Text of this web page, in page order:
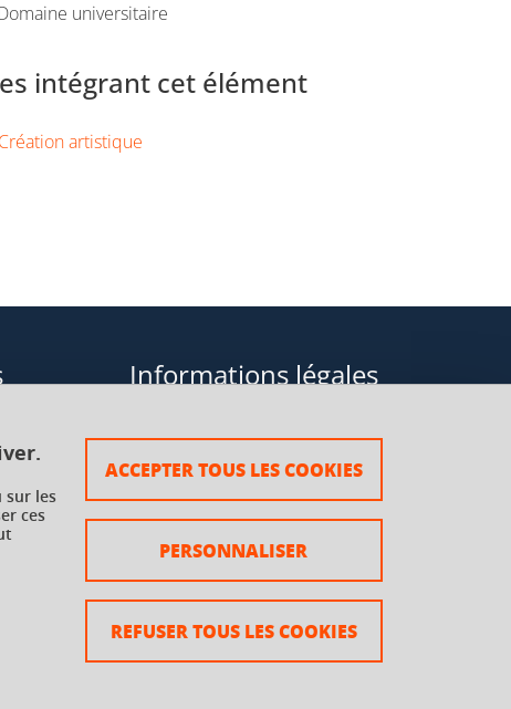
sur les
ces
ACCEPTER TOUS LES COOKIES
REFUSER TOUS LES COOKIES
PERSONNALISER
universitaire
intégrant cet élément
artistique
à
Informations légales
Plan du site
Mentions légales
Crédits
Accessibilité : non conforme